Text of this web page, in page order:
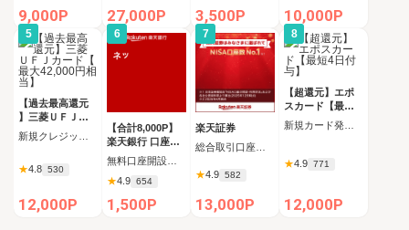
9,000P 27,000P 3,500P 10,000P
5
【過去最高還元
】三菱ＵＦＪカ
ード【最大42,00
0円相当】
★4.8 530
12,000P
6
【合計8,000P】
楽天銀行 口座開
設
★4.9 654
1,500P
7
楽天証券
★4.9 582
13,000P
8
【超還元】エポ
スカード【最短4
日付与】
★4.9 771
12,000P